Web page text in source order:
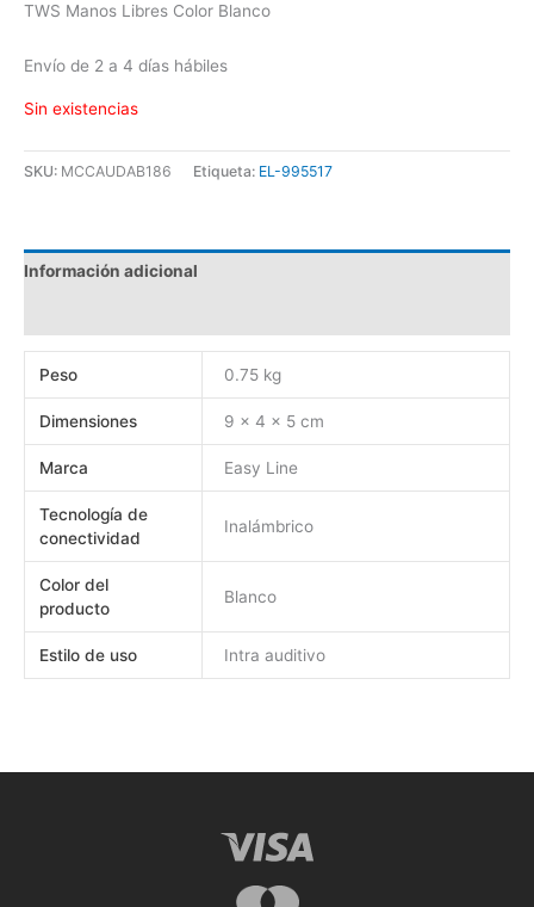
TWS Manos Libres Color Blanco
Envío de 2 a 4 días hábiles
Sin existencias
SKU: MCCAUDAB186 Etiqueta: EL-995517
Información adicional
Peso 0.75 kg
Dimensiones 9 × 4 × 5 cm
Marca Easy Line
Tecnología de
conectividad
Inalámbrico
Color del
producto
Blanco
Estilo de uso Intra auditivo